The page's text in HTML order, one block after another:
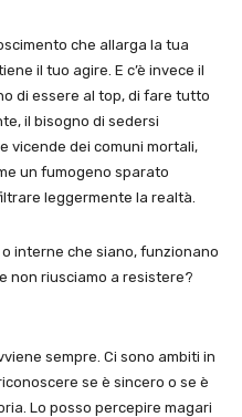
che allarga la tua
il tuo agire. E c’è invece il
di essere al top, di fare tutto
il bisogno di sedersi
vicende dei comuni mortali,
un fumogeno sparato
leggermente la realtà.
o interne che siano, funzionano
non riusciamo a resistere?
sempre. Ci sono ambiti in
se è sincero o se è
Lo posso percepire magari